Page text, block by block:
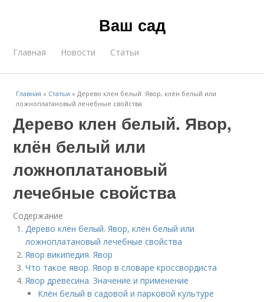
Ваш сад
Главная Новости Статьи
Главная » Статьи »Дерево клен белый. Явор, клён белый или
ложноплатановый лечебные свойства
Дерево клен белый. Явор,
клён белый или
ложноплатановый
лечебные свойства
Содержание
Дерево клен белый. Явор, клён белый или
ложноплатановый лечебные свойства
Явор википедия. Явор
Что такое явор. Явор в словаре кроссвордиста
Явор древесина. Значение и применение
Клён белый в садовой и парковой культуре